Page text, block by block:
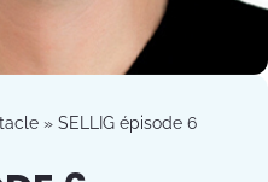
» SELLIG épisode 6